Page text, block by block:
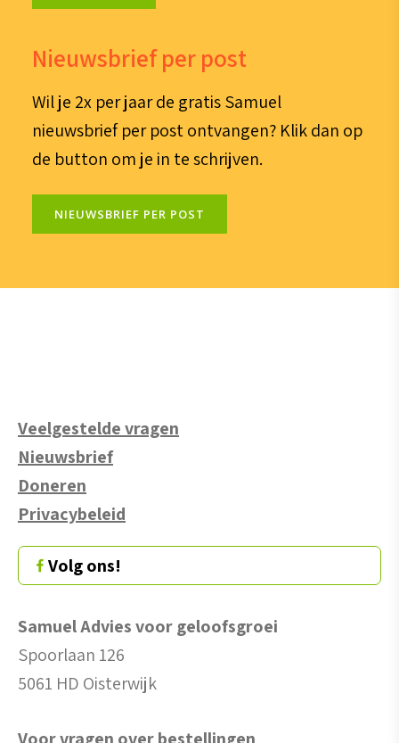
Nieuwsbrief per post
Wil je 2x per jaar de gratis Samuel
nieuwsbrief per post ontvangen? Klik dan op
de button om je in te schrijven.
NIEUWSBRIEF PER POST
Veelgestelde vragen
Nieuwsbrief
Doneren
Privacybeleid
Volg ons!
Samuel Advies voor geloofsgroei
Spoorlaan 126
5061 HD Oisterwijk
Voor vragen over bestellingen